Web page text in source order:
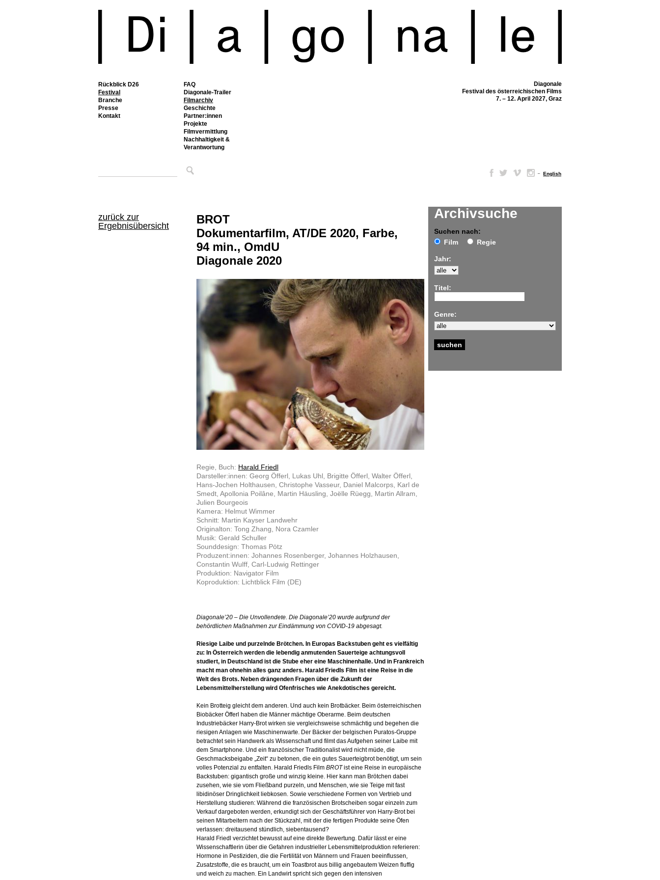
Rückblick D26
Festival
FAQ
Diagonale-Trailer
Filmarchiv
Geschichte
Partner:innen
Projekte
Filmvermittlung
Nachhaltigkeit &
Verantwortung
Branche
Presse
Kontakt
Diagonale
Festival des österreichischen Films
7. – 12. April 2027, Graz
– English
zurück zur
Ergebnisübersicht
Archivsuche
Suchen nach:
Film
Regie
Jahr:
Titel:
Genre:
BROT
Dokumentarfilm, AT/DE 2020, Farbe,
94 min., OmdU
Diagonale 2020
Regie, Buch: Harald Friedl
Darsteller:innen: Georg Öfferl, Lukas Uhl, Brigitte Öfferl, Walter Öfferl,
Hans-Jochen Holthausen, Christophe Vasseur, Daniel Malcorps, Karl de
Smedt, Apollonia Poilâne, Martin Häusling, Joëlle Rüegg, Martin Allram,
Julien Bourgeois
Kamera: Helmut Wimmer
Schnitt: Martin Kayser Landwehr
Originalton: Tong Zhang, Nora Czamler
Musik: Gerald Schuller
Sounddesign: Thomas Pötz
Produzent:innen: Johannes Rosenberger, Johannes Holzhausen,
Constantin Wulff, Carl-Ludwig Rettinger
Produktion: Navigator Film
Koproduktion: Lichtblick Film (DE)
Diagonale’20 – Die Unvollendete. Die Diagonale’20 wurde aufgrund der
behördlichen Maßnahmen zur Eindämmung von COVID-19 abgesagt.
Riesige Laibe und purzelnde Brötchen. In Europas Backstuben geht es vielfältig
zu: In Österreich werden die lebendig anmutenden Sauerteige achtungsvoll
studiert, in Deutschland ist die Stube eher eine Maschinenhalle. Und in Frankreich
macht man ohnehin alles ganz anders. Harald Friedls Film ist eine Reise in die
Welt des Brots. Neben drängenden Fragen über die Zukunft der
Lebensmittelherstellung wird Ofenfrisches wie Anekdotisches gereicht.
Kein Brotteig gleicht dem anderen. Und auch kein Brotbäcker. Beim österreichischen
Biobäcker Öfferl haben die Männer mächtige Oberarme. Beim deutschen
Industriebäcker Harry-Brot wirken sie vergleichsweise schmächtig und begehen die
riesigen Anlagen wie Maschinenwarte. Der Bäcker der belgischen Puratos-Gruppe
betrachtet sein Handwerk als Wissenschaft und filmt das Aufgehen seiner Laibe mit
dem Smartphone. Und ein französischer Traditionalist wird nicht müde, die
Geschmacksbeigabe „Zeit“ zu betonen, die ein gutes Sauerteigbrot benötigt, um sein
volles Potenzial zu entfalten. Harald Friedls Film BROTist eine Reise in europäische
Backstuben: gigantisch große und winzig kleine. Hier kann man Brötchen dabei
zusehen, wie sie vom Fließband purzeln, und Menschen, wie sie Teige mit fast
libidinöser Dringlichkeit liebkosen. Sowie verschiedene Formen von Vertrieb und
Herstellung studieren: Während die französischen Brotscheiben sogar einzeln zum
Verkauf dargeboten werden, erkundigt sich der Geschäftsführer von Harry-Brot bei
seinen Mitarbeitern nach der Stückzahl, mit der die fertigen Produkte seine Öfen
verlassen: dreitausend stündlich, siebentausend?
Harald Friedl verzichtet bewusst auf eine direkte Bewertung. Dafür lässt er eine
Wissenschaftlerin über die Gefahren industrieller Lebensmittelproduktion referieren:
Hormone in Pestiziden, die die Fertilität von Männern und Frauen beeinflussen,
Zusatzstoffe, die es braucht, um ein Toastbrot aus billig angebautem Weizen fluffig
und weich zu machen. Ein Landwirt spricht sich gegen den intensiven